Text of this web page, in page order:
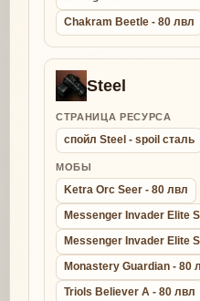
Chakram Beetle - 80 лвл
Steel
СТРАНИЦА РЕСУРСА
спойл Steel - spoil сталь
МОБЫ
Ketra Orc Seer - 80 лвл
Messenger Invader Elite
Messenger Invader Elite
Monastery Guardian - 80
Triols Believer A - 80 лвл